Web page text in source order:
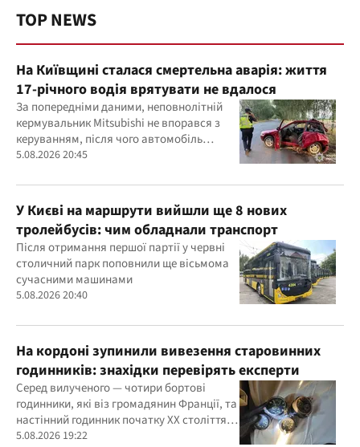
TOP NEWS
На Київщині сталася смертельна аварія: життя
17-річного водія врятувати не вдалося
За попередніми даними, неповнолітній
кермувальник Mitsubishi не впорався з
керуванням, після чого автомобіль
врізався у дерево
5.08.2026 20:45
У Києві на маршрути вийшли ще 8 нових
тролейбусів: чим обладнали транспорт
Після отримання першої партії у червні
столичний парк поповнили ще вісьмома
сучасними машинами
5.08.2026 20:40
На кордоні зупинили вивезення старовинних
годинників: знахідки перевірять експерти
Серед вилученого — чотири бортові
годинники, які віз громадянин Франції, та
настінний годинник початку ХХ століття,
знайдений в автомобілі українця
5.08.2026 19:22